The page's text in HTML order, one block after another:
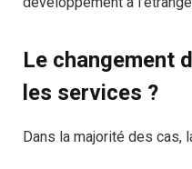
Le changement
les services ?
Dans la majorité des cas,